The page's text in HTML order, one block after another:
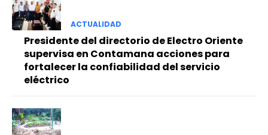
ACTUALIDAD
Presidente del directorio de Electro Oriente
supervisa en Contamana acciones para
fortalecer la confiabilidad del servicio
eléctrico